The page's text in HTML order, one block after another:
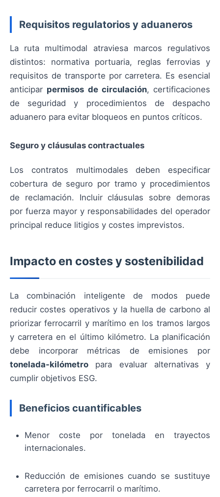
Requisitos regulatorios y aduaneros
La ruta multimodal atraviesa marcos regulativos
distintos: normativa portuaria, reglas ferrovias y
requisitos de transporte por carretera. Es esencial
anticipar permisos de circulación, certificaciones
de seguridad y procedimientos de despacho
aduanero para evitar bloqueos en puntos críticos.
Seguro y cláusulas contractuales
Los contratos multimodales deben especificar
cobertura de seguro por tramo y procedimientos
de reclamación. Incluir cláusulas sobre demoras
por fuerza mayor y responsabilidades del operador
principal reduce litigios y costes imprevistos.
Impacto en costes y sostenibilidad
La combinación inteligente de modos puede
reducir costes operativos y la huella de carbono al
priorizar ferrocarril y marítimo en los tramos largos
y carretera en el último kilómetro. La planificación
debe incorporar métricas de emisiones por
tonelada-kilómetro para evaluar alternativas y
cumplir objetivos ESG.
Beneficios cuantificables
Menor coste por tonelada en trayectos
internacionales.
Reducción de emisiones cuando se sustituye
carretera por ferrocarril o marítimo.